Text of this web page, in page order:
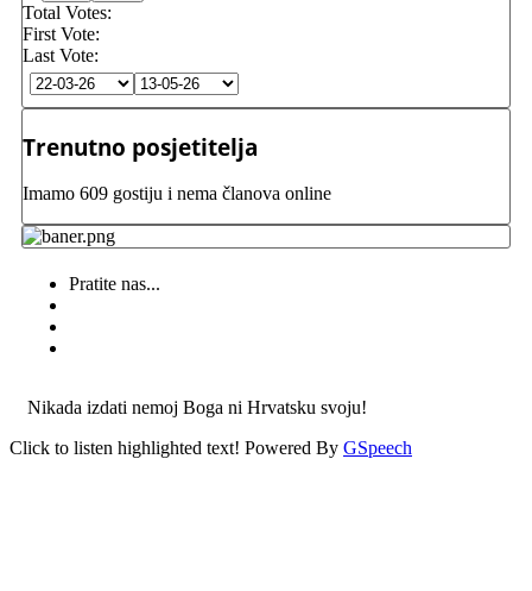
Total Votes:
First Vote:
Last Vote:
Trenutno posjetitelja
Imamo 609 gostiju i nema članova online
Pratite nas...
Nikada izdati nemoj Boga ni Hrvatsku svoju!
Click to listen highlighted text! Powered By GSpeech